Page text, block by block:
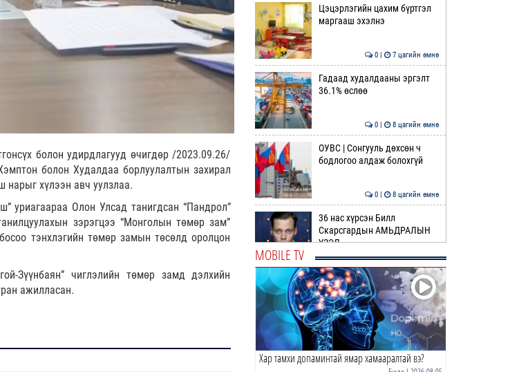
болон удирдлагууд өчигдөр /2023.09.26/
болон Худалдаа борлуулалтын захирал
хүлээн авч уулзлаа.
уриагаараа Олон Улсад танигдсан “Пандрол”
зэрэгцээ “Монголын төмөр зам”
тэнхлэгийн төмөр замын төсөлд оролцон
Зүүнбаян” чиглэлийн төмөр замд дэлхийн
ажилласан.
Цэцэрлэгийн цахим бүртгэл
маргааш эхэлнэ
0 | 7 цагийн өмнө
Гадаад худалдааны эргэлт
36.1% өслөө
0 | 8 цагийн өмнө
ОУВС | Сонгууль дөхсөн ч
бодлогоо алдаж болохгүй
0 | 8 цагийн өмнө
36 нас хүрсэн Билл
Скарсгардын АМЬДРАЛЫН
ҮЗЭЛ
ӨРНИЙН ЗУРХАЙ |
Жинлүүрийнхний бүтээлч
байдал нэмэгдэнэ
0 | 11 цагийн өмнө
ӨГЛӨӨНИЙ МЭНД!
MOBILE TV
Хар тамхи допаминтай ямар хамааралтай вэ?